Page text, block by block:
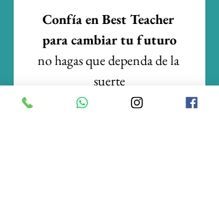
Confía en Best Teacher
para cambiar tu futuro
no hagas que dependa de la
suerte